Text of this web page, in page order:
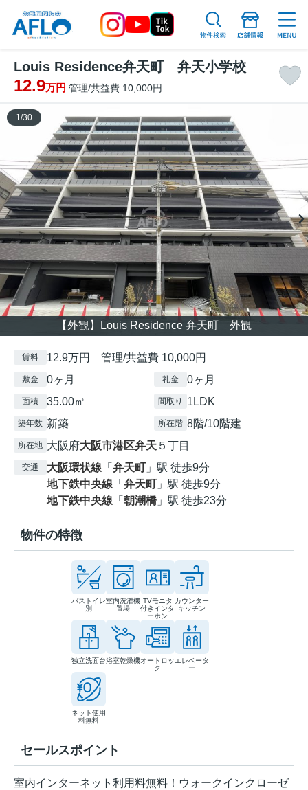
Louis Residence弁天町 弁天小学校
12.9万円 管理/共益費 10,000円
【外観】Louis Residence 弁天町 外観
1 /30
賃料 12.9万円 管理/共益費 10,000円
敷金 0ヶ月 礼金 0ヶ月
面積 35.00㎡ 間取り 1LDK
築年数 新築 所在階 8階/10階建
所在地 大阪府大阪市港区弁天 ５丁目
交通 大阪環状線 「 弁天町 」駅 徒歩9分
地下鉄中央線 「 弁天町 」駅 徒歩9分
地下鉄中央線 「 朝潮橋」駅 徒歩23分
物件の特徴
バストイレ
別
室内洗濯機
置場
TVモニタ
付きインタ
ーホン
カウンター
キッチン
独立洗面台浴室乾燥機オートロッ
ク
エレベータ
ー
ネット使用
料無料
セールスポイント
室内インターネット利用料無料！ウォークインクローゼ